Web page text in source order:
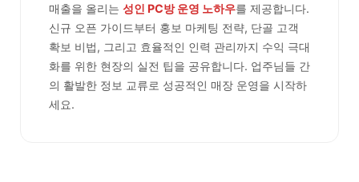
매출을 올리는 성인 PC방 운영 노하우를 제공합니다.
신규 오픈 가이드부터 홍보 마케팅 전략, 단골 고객
확보 비법, 그리고 효율적인 인력 관리까지 수익 극대
화를 위한 현장의 실전 팁을 공유합니다. 업주님들 간
의 활발한 정보 교류로 성공적인 매장 운영을 시작하
세요.